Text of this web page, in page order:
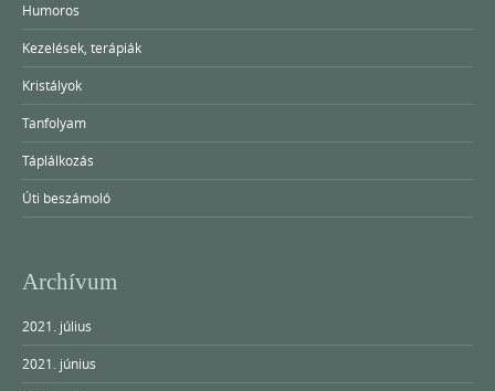
Humoros
Kezelések, terápiák
Kristályok
Tanfolyam
Táplálkozás
Úti beszámoló
Archívum
2021. július
2021. június